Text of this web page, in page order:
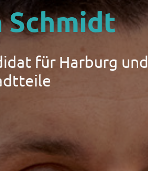
Schmidt
für Harburg und